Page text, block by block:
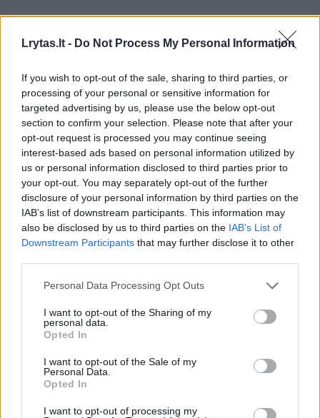
Lrytas.lt - Do Not Process My Personal Information
If you wish to opt-out of the sale, sharing to third parties, or
processing of your personal or sensitive information for
targeted advertising by us, please use the below opt-out
section to confirm your selection. Please note that after your
opt-out request is processed you may continue seeing
interest-based ads based on personal information utilized by
us or personal information disclosed to third parties prior to
your opt-out. You may separately opt-out of the further
disclosure of your personal information by third parties on the
IAB’s list of downstream participants. This information may
also be disclosed by us to third parties on the IAB’s List of
Downstream Participants that may further disclose it to other
Personal Data Processing Opt Outs
I want to opt-out of the Sharing of my
personal data.
Opted In
I want to opt-out of the Sale of my
Personal Data.
Opted In
I want to opt-out of processing my
Taip pat sėkmingus pusmečio rezultatus
nulėmė kruopštus komandos pasirengimas
startui ir pasiektas ryškus pardavimo
augimas. Lyginant su praėjusiais metais,
produkcijos kiekiai padidėjo 125 proc., o
pajamos pakilo net 139 proc. – iki 9,7 mln.
Eur.
„Švyturio-Utenos alaus“ duomenimis,
labiausiai šiais metais šoktelėjo giros,
gaiviųjų ir energinių gėrimų pardavimas.
Energinio gėrimo „Battery+“ įmonė pardavė
proc. Naujos kartos limonado „Super Manki“
pardavimas išaugo 20 proc. Sidro
pardavimas ne itin padidėjo – 0,4 proc.,
tačiau nealkoholinio sidro parduota net 16
proc. daugiau.